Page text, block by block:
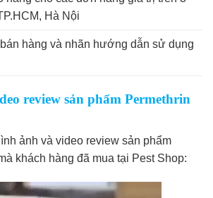
Hà Nội
hàng và nhãn hướng dẫn sử dụng
review sản phẩm Permethrin
ảnh và video review sản phẩm
khách hàng đã mua tại Pest Shop: